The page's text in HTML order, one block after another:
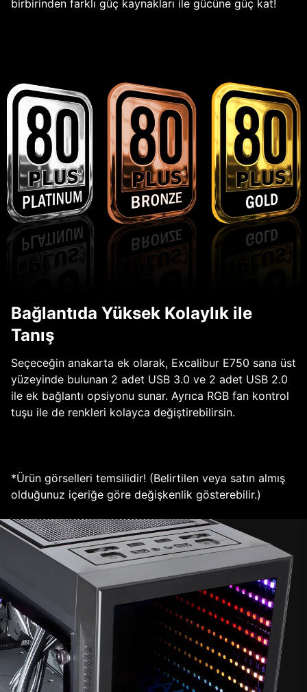
birbirinden farklı güç kaynakları ile gücüne güç kat!
Bağlantıda Yüksek Kolaylık ile
Tanış
Seçeceğin anakarta ek olarak, Excalibur E750 sana üst
yüzeyinde bulunan 2 adet USB 3.0 ve 2 adet USB 2.0
ile ek bağlantı opsiyonu sunar. Ayrıca RGB fan kontrol
tuşu ile de renkleri kolayca değiştirebilirsin.
*Ürün görselleri temsilidir! (Belirtilen veya satın almış
olduğunuz içeriğe göre değişkenlik gösterebilir.)